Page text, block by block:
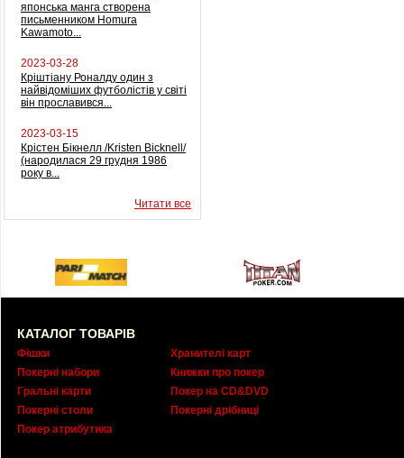
японська манга створена
письменником Homura
Kawamoto...
2023-03-28
Кріштіану Роналду один з
найвідоміших футболістів у світі
він прославився...
2023-03-15
Крістен Бікнелл /Kristen Bicknell/
(народилася 29 грудня 1986
року в...
Читати все
КАТАЛОГ ТОВАРІВ
Фішки
Покерні набори
Гральні карти
Покерні столи
Покер атрибутика
Хранителі карт
Книжки про покер
Покер на CD&DVD
Покерні дрібниці